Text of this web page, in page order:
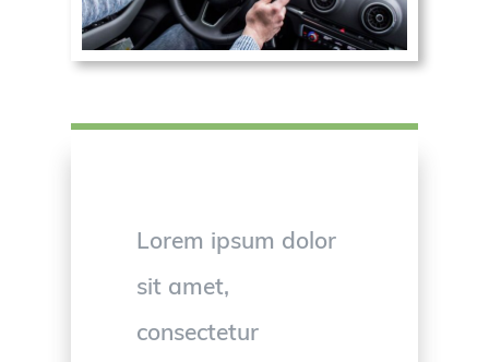
Lorem ipsum dolor
sit amet,
consectetur